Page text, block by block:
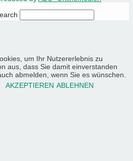
um Ihr Nutzererlebnis zu
aus, dass Sie damit einverstanden
abmelden, wenn Sie es wünschen.
AKZEPTIEREN ABLEHNEN